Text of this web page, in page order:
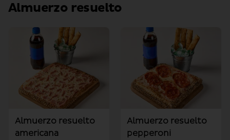
Almuerzo resuelto
Almuerzo resuelto
americana
Almuerzo resuelto
pepperoni